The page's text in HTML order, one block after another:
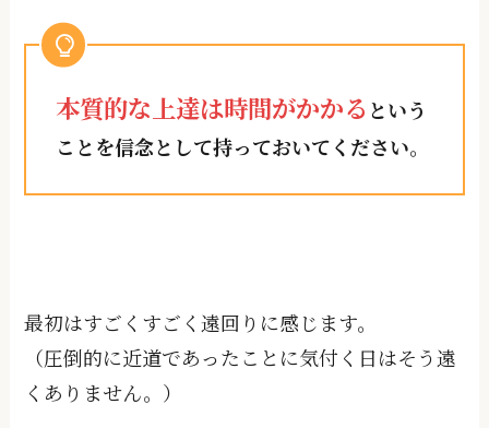
本質的な上達は時間がかかる という
ことを信念として持っておいてください。
最初はすごくすごく遠回りに感じます。
（圧倒的に近道であったことに気付く日はそう遠
くありません。）